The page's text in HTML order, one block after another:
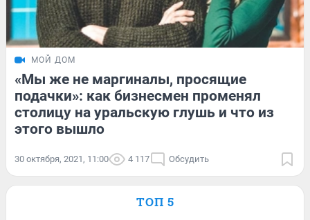
МОЙ ДОМ
«Мы же не маргиналы, просящие
подачки»: как бизнесмен променял
столицу на уральскую глушь и что из
этого вышло
30 октября, 2021, 11:00 4 117 Обсудить
ТОП 5